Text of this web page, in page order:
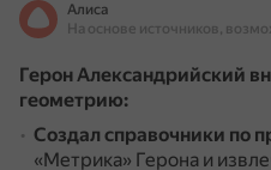
Алиса
Герон Александрийский
геометрию:
Создал справочники по
«Метрика» Герона и